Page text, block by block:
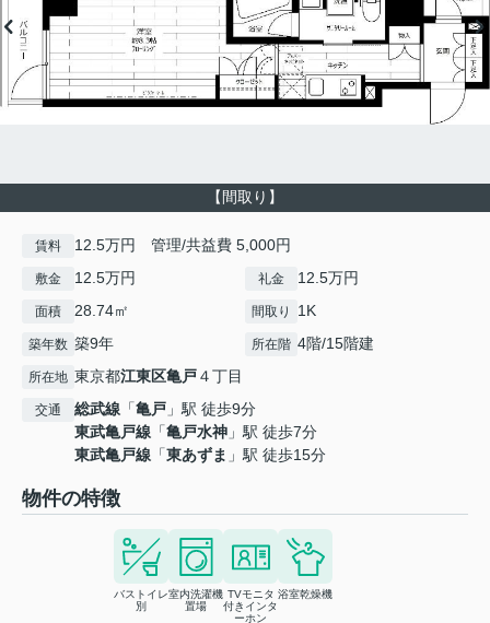
【間取り】
賃料 12.5万円 管理/共益費 5,000円
敷金 12.5万円 礼金 12.5万円
面積 28.74㎡ 間取り 1K
築年数 築9年 所在階 4階/15階建
所在地 東京都江東区亀戸４丁目
交通 総武線 「亀戸 」駅 徒歩9分
東武亀戸線 「亀戸水神 」駅 徒歩7分
東武亀戸線 「東あずま 」駅 徒歩15分
物件の特徴
バストイレ
別
室内洗濯機
置場
TVモニタ
付きインタ
ーホン
浴室乾燥機